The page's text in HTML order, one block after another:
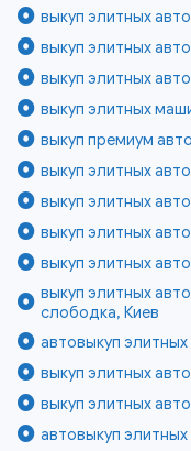
выкуп элитных
выкуп элитных
выкуп элитных
выкуп элитных
выкуп премиум
выкуп элитных
выкуп элитных
выкуп элитных
выкуп элитных
выкуп элитных
слободка, Киев
автовыкуп
выкуп элитных
выкуп элитных
автовыкуп